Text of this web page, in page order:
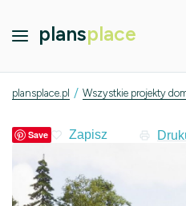
plansplace
plansplace.pl / Wszystkie projekty
Save